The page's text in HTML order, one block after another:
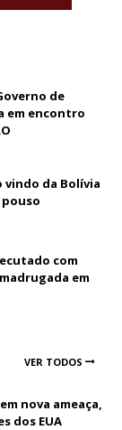
de
em encontro
vindo da Bolívia
com
em
VER TODOS
nova ameaça,
dos EUA